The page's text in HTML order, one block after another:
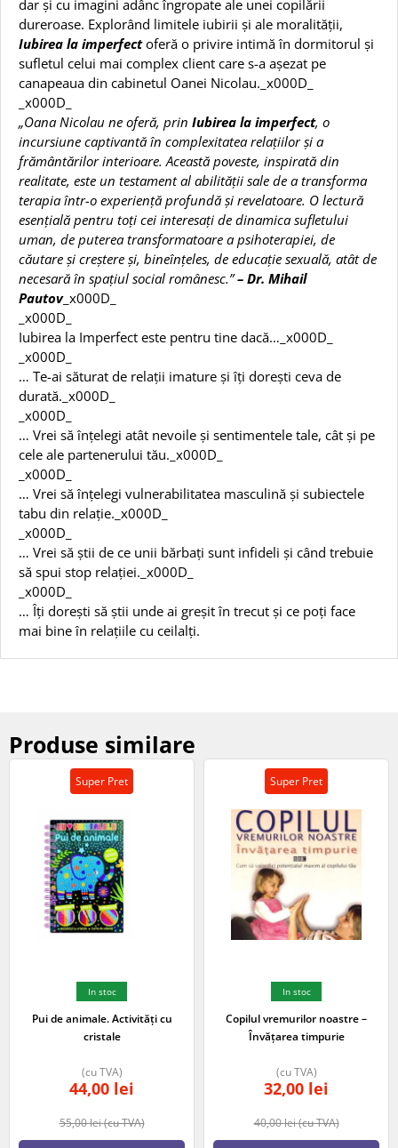
dar și cu imagini adânc îngropate ale unei copilării
dureroase. Explorând limitele iubirii și ale moralității,
Iubirea la imperfectoferă o privire intimă în dormitorul și
sufletul celui mai complex client care s-a așezat pe
canapeaua din cabinetul Oanei Nicolau._x000D_
_x000D_
„Oana Nicolau ne oferă, prin Iubirea la imperfect, o
incursiune captivantă în complexitatea relațiilor și a
frământărilor interioare. Această poveste, inspirată din
realitate, este un testament al abilității sale de a transforma
terapia într-o experiență profundă și revelatoare. O lectură
esențială pentru toți cei interesați de dinamica sufletului
uman, de puterea transformatoare a psihoterapiei, de
căutare și creștere și, bineînțeles, de educație sexuală, atât de
necesară în spațiul social românesc.”– Dr. Mihail
Pautov_x000D_
_x000D_
Iubirea la Imperfect este pentru tine dacă…_x000D_
_x000D_
… Te-ai săturat de relații imature și îți dorești ceva de
durată._x000D_
_x000D_
… Vrei să înțelegi atât nevoile și sentimentele tale, cât și pe
cele ale partenerului tău._x000D_
_x000D_
… Vrei să înțelegi vulnerabilitatea masculină și subiectele
tabu din relație._x000D_
_x000D_
… Vrei să știi de ce unii bărbați sunt infideli și când trebuie
să spui stop relației._x000D_
_x000D_
… Îți dorești să știi unde ai greșit în trecut și ce poți face
mai bine în relațiile cu ceilalți.
Produse similare
Super Pret
In stoc
Pui de animale. Activități cu
cristale
55,00lei(cu TVA)
44,00 lei
(cu TVA)
Super Pret
In stoc
Copilul vremurilor noastre –
Învățarea timpurie
40,00lei(cu TVA)
32,00 lei
(cu TVA)